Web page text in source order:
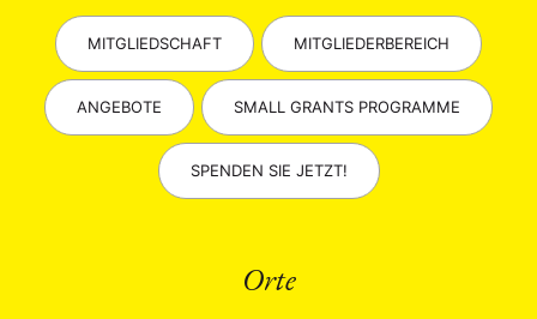
MITGLIEDSCHAFT MITGLIEDERBEREICH
ANGEBOTE SMALL GRANTS PROGRAMME
SPENDEN SIE JETZT!
Orte